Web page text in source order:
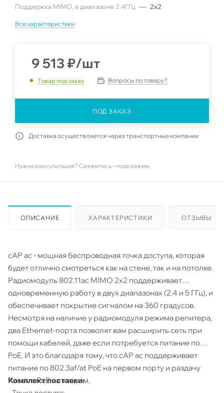
Поддержка MIMO, в диапазоне 2.4ГГц — 2x2
Все характеристики
9 513 ₽/шт
Товар под заказ Вопросы по товару?
ПОД ЗАКАЗ
Доставка осуществляется через транспортные компании
Нужна консультация? Свяжитесь – подскажем.
ОПИСАНИЕ ХАРАКТЕРИСТИКИ ОТЗЫВЫ
cAP ac - мощная беспроводная точка доступа, которая
будет отлично смотреться как на стене, так и на потолке.
Радиомодуль 802.11ac MIMO 2х2 поддерживает
одновременную работу в двух диапазонах (2.4 и 5 ГГц), и
обеспечивает покрытие сигналом на 360 градусов.
Несмотря на наличие у радиомодуля режима репитера,
два Ethernet-порта позволят вам расширить сеть при
помощи кабелей, даже если потребуется питание по
PoE. И это благодаря тому, что cAP ac поддерживает
питание по 802.3af/at PoE на первом порту и раздачу
Passive PoE на втором.
Комплект поставки: